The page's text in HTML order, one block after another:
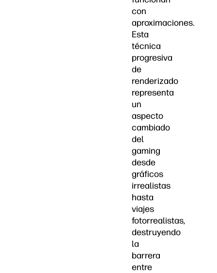
con
aproximaciones.
Esta
técnica
progresiva
de
renderizado
representa
un
aspecto
cambiado
del
gaming
desde
gráficos
irrealistas
hasta
viajes
fotorrealistas,
destruyendo
la
barrera
entre